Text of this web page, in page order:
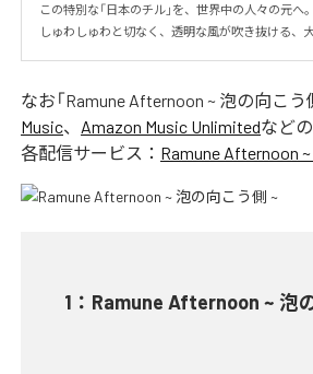
この特別な「日本のチル」を、世界中の人々の元へ。
しゅわしゅわと切なく、透明な風が吹き抜ける、
なお「Ramune Afternoon ~ 泡の向こう
Music、 Amazon Music Unlimitedなど
各配信サービス： Ramune Afternoon
1 ： Ramune Afternoon ~ 泡